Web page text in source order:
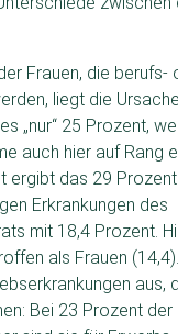
Frauen, die berufs-
liegt die
„nur“ 25 Prozent,
auch hier auf Rang
ergibt das 29
Erkrankungen des
mit 18,4 Prozent.
als Frauen
aus,
Bei 23 Prozent der